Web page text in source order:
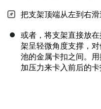
把支架顶端从左到右滑
或者，将支架直接放
架呈轻微角度支撑，
池的金属卡扣之间。
加压力来卡入前后的卡